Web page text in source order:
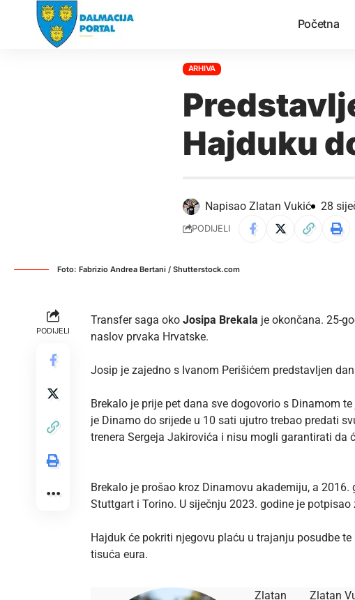
Početna
ARHIVA
Hajduku
Napisao Zlatan Vukić 28
PODIJELI
Foto: Fabrizio Andrea Bertani / Shutterstock.com
PODIJELI
Transfer saga oko Josipa Brekala je okončana. 25-
naslov prvaka Hrvatske.
Josip je zajedno s Ivanom Perišićem predstavljen
Brekalo je prije pet dana sve dogovorio s Dinamom
je Dinamo do srijede u 10 sati ujutro trebao predati
trenera Sergeja Jakirovića i nisu mogli garantirati da
Brekalo je prošao kroz Dinamovu akademiju, a
Stuttgart i Torino. U siječnju 2023. godine je
Hajduk će pokriti njegovu plaću u trajanju posudbe
tisuća eura.
Zlatan
Zlatan